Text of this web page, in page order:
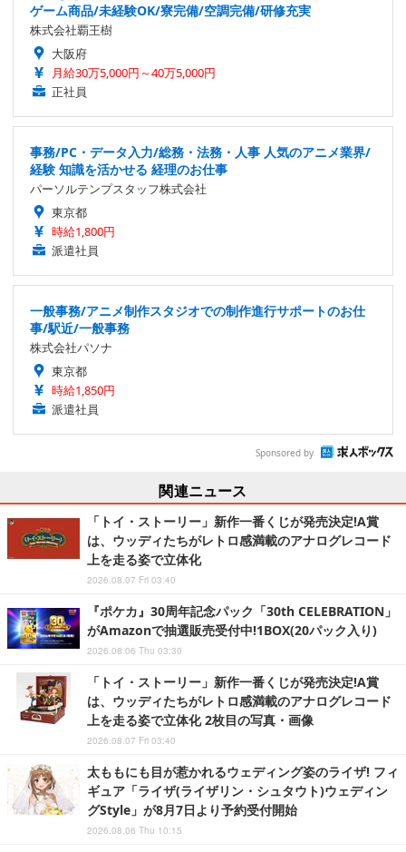
ゲーム商品/未経験OK/寮完備/空調完備/研修充実
株式会社覇王樹
大阪府
月給30万5,000円～40万5,000円
正社員
事務/PC・データ入力/総務・法務・人事 人気のアニメ業界/
経験 知識を活かせる 経理のお仕事
パーソルテンプスタッフ株式会社
東京都
時給1,800円
派遣社員
一般事務/アニメ制作スタジオでの制作進行サポートのお仕
事/駅近/一般事務
株式会社パソナ
東京都
時給1,850円
派遣社員
Sponsored by
関連ニュース
「トイ・ストーリー」新作一番くじが発売決定!A賞
は、ウッディたちがレトロ感満載のアナログレコード
上を走る姿で立体化
2026.08.07 Fri 03:40
『ポケカ』30周年記念パック「30th CELEBRATION」
がAmazonで抽選販売受付中!1BOX(20パック入り)
2026.08.06 Thu 03:30
「トイ・ストーリー」新作一番くじが発売決定!A賞
は、ウッディたちがレトロ感満載のアナログレコード
上を走る姿で立体化 2枚目の写真・画像
2026.08.07 Fri 03:40
太ももにも目が惹かれるウェディング姿のライザ! フィ
ギュア「ライザ(ライザリン・シュタウト)ウェディン
グStyle」が8月7日より予約受付開始
2026.08.06 Thu 10:15